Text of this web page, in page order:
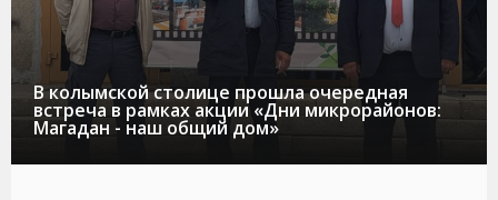
В колымской столице прошла очередная
встреча в рамках акции «Дни микрорайонов:
Магадан - наш общий дом»